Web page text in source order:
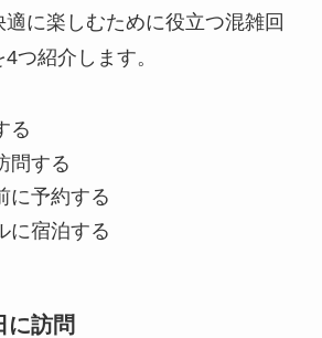
に楽しむために役立つ混雑回
つ紹介します。
る
問する
に予約する
に宿泊する
訪問